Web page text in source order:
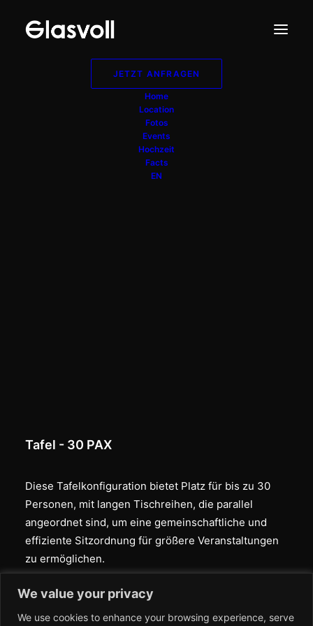
We value your privacy
We use cookies to enhance your browsing experience, serve
JETZT ANFRAGEN
Home
Location
Fotos
Events
Hochzeit
Facts
EN
Tafel - 30 PAX
Diese Tafelkonfiguration bietet Platz für bis zu 30
Personen, mit langen Tischreihen, die parallel
angeordnet sind, um eine gemeinschaftliche und
effiziente Sitzordnung für größere Veranstaltungen
zu ermöglichen.